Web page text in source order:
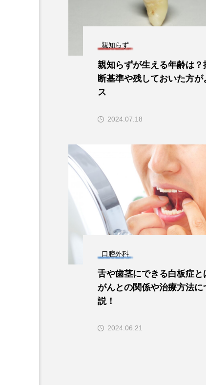
親知らず
親知らずが生える年齢は？
断基準や残しておいた方が
ス
2024.07.18
口腔外科
舌や歯茎にできる白板症と
がんとの関係や治療方法に
説！
2024.06.21